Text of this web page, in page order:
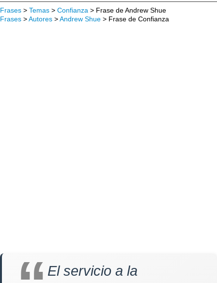
Frases > Temas > Confianza > Frase de Andrew Shue
Frases >Autores >Andrew Shue > Frase de Confianza
El servicio a la